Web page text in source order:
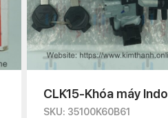
CLK15-Khóa máy Indo
SKU: 35100K60B61